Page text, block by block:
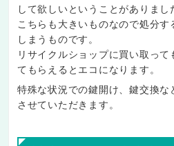
して欲しいということがありまし
こちらも大きいものなので処分
しまうものです。
リサイクルショップに買い取っ
てもらえるとエコになります。
特殊な状況での鍵開け、鍵交換
させていただきます。